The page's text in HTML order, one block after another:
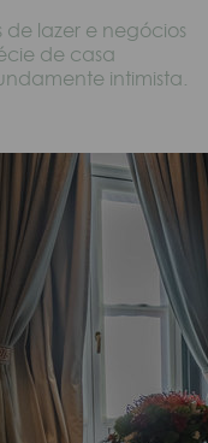
lazer e negócios
de casa
intimista.